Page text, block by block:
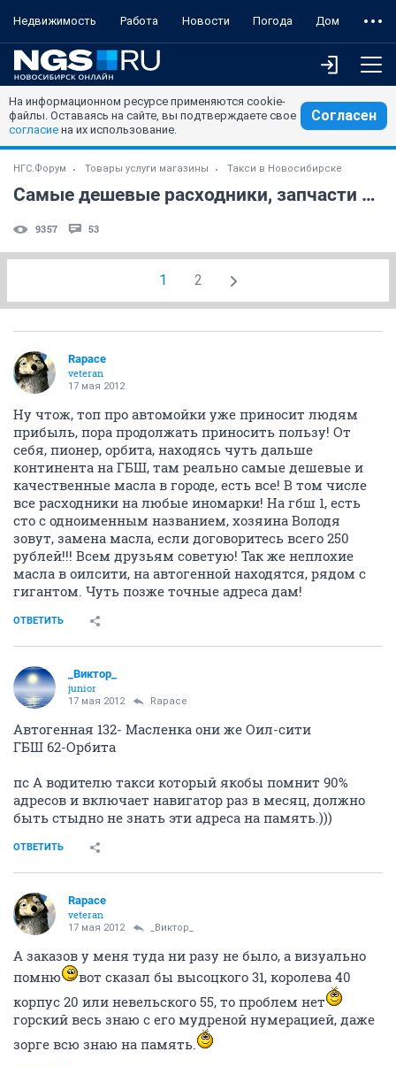
Недвижимость Работа Новости Погода Дом
На информационном ресурсе применяются cookie-
файлы. Оставаясь на сайте, вы подтверждаете свое
согласие на их использование.
Согласен
НГС.Форум Товары услуги магазины Такси в Новосибирске
Самые дешевые расходники, запчасти и масла в городе
9357 53
1 2
Rapace
veteran
17 мая 2012
Ну чтож, топ про автомойки уже приносит людям
прибыль, пора продолжать приносить пользу! От
себя, пионер, орбита, находясь чуть дальше
континента на ГБШ, там реально самые дешевые и
качественные масла в городе, есть все! В том числе
все расходники на любые иномарки! На гбш 1, есть
сто с одноименным названием, хозяина Володя
зовут, замена масла, если договоритесь всего 250
рублей!!! Всем друзьям советую! Так же неплохие
масла в оилсити, на автогенной находятся, рядом с
гигантом. Чуть позже точные адреса дам!
ОТВЕТИТЬ
_Виктор_
juniоr
17 мая 2012 Rapace
Автогенная 132- Масленка они же Оил-сити
ГБШ 62-Орбита
пс А водителю такси который якобы помнит 90%
адресов и включает навигатор раз в месяц, должно
быть стыдно не знать эти адреса на память.)))
ОТВЕТИТЬ
Rapace
veteran
17 мая 2012 _Виктор_
А заказов у меня туда ни разу не было, а визуально
помню
вот сказал бы высоцкого 31, королева 40
корпус 20 или невельского 55, то проблем нет
горский весь знаю с его мудреной нумерацией, даже
зорге всю знаю на память.